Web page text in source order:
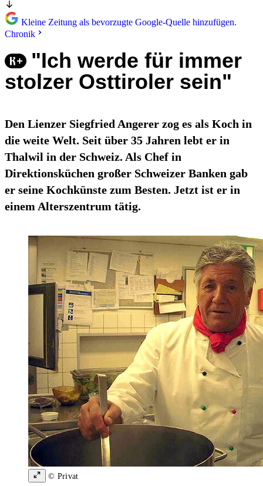
Kleine Zeitung als bevorzugte Google-Quelle hinzufügen.
Chronik
"Ich werde für immer
stolzer Osttiroler sein"
Den Lienzer Siegfried Angerer zog es als Koch in
die weite Welt. Seit über 35 Jahren lebt er in
Thalwil in der Schweiz. Als Chef in
Direktionsküchen großer Schweizer Banken gab
er seine Kochkünste zum Besten. Jetzt ist er in
einem Alterszentrum tätig.
© Privat